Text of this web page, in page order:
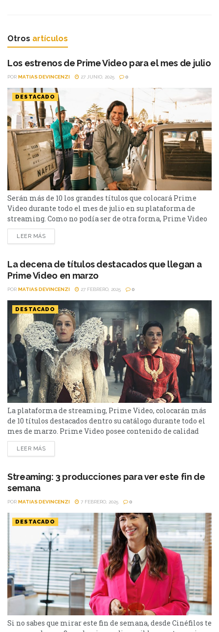
Otros artículos
Los estrenos de Prime Video para el mes de julio
POR MATIAS DEVINCENZI 27 JUNIO, 2025 0
DESTACADO
Serán más de 10 los grandes títulos que colocará Prime
Video durante todo el mes de julio en su plataforma de
streaming. Como no podía ser de otra forma, Prime Video
verterá en catálogo nuevas producciones de alto vuelo y
diversos géneros. Entre las mismas se destacan Jefes de
la multipremiada...
LEER MÁS
La decena de títulos destacados que llegan a
Prime Video en marzo
POR MATIAS DEVINCENZI 27 FEBRERO, 2025 0
DESTACADO
La plataforma de streaming, Prime Video, colocarán más
de 10 títulos destacados dentro su catálogo durante todo el
mes de marzo. Prime Video posee contenido de calidad
dentro de su plataforma. En marzo ingresarán títulos
como la temporada 3 de La Rueda del tiempo, Barbie, Aquí
Mayfair - 05 de...
LEER MÁS
Streaming: 3 producciones para ver este fin de
semana
POR MATIAS DEVINCENZI 7 FEBRERO, 2025 0
DESTACADO
Si no sabes que mirar este fin de semana, desde Cinéfilos te